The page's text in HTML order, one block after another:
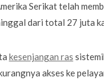
Serikat telah
dari total 27 juta
kesenjangan ras
akses ke